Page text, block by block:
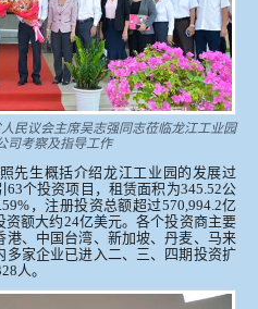
民议会主席吴志强同志莅临龙江工业园
司考察及指导工作
先生概括介绍龙江工业园的发展过
个投资项目，租赁面积为345.52公
，注册投资总额超过570,994.2亿
额大约24亿美元。各个投资商主要
、中国台湾、新加坡、丹麦、马来
家企业已进入二、三、四期投资扩
人。